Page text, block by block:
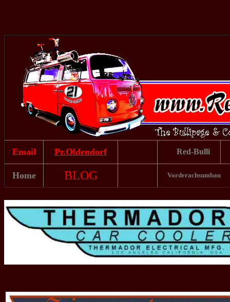
Email Pr.Oldendorf Red-Bulli
Home BLOG Vorderachsumbau